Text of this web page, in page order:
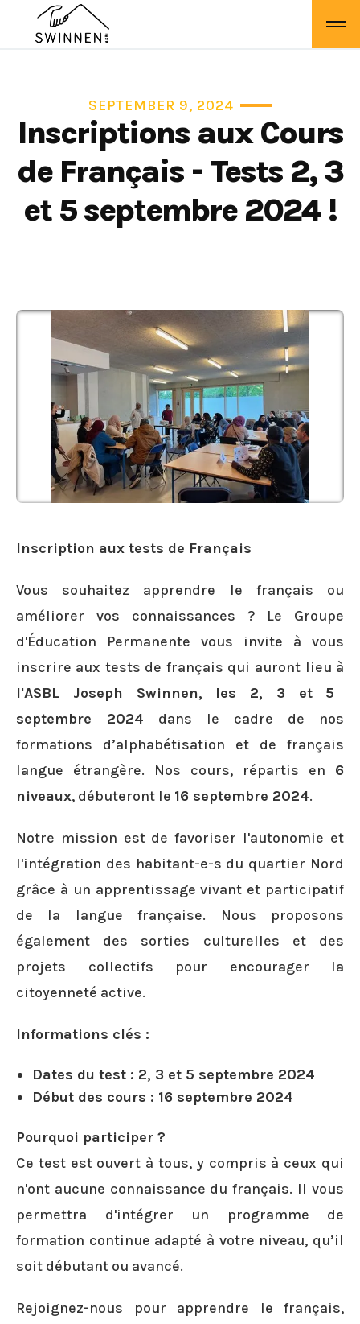
SEPTEMBER 9, 2024
Inscriptions aux Cours
de Français - Tests 2, 3
et 5 septembre 2024 !
Inscription aux tests de Français
Vous souhaitez apprendre le français ou
améliorer vos connaissances ? Le Groupe
d'Éducation Permanente vous invite à vous
inscrire aux tests de français qui auront lieu à
l'ASBL Joseph Swinnen, les 2, 3 et 5
septembre 2024 dans le cadre de nos
formations d’alphabétisation et de français
langue étrangère. Nos cours, répartis en 6
niveaux, débuteront le 16 septembre 2024.
Notre mission est de favoriser l'autonomie et
l'intégration des habitant-e-s du quartier Nord
grâce à un apprentissage vivant et participatif
de la langue française. Nous proposons
également des sorties culturelles et des
projets collectifs pour encourager la
citoyenneté active.
Informations clés :
Dates du test : 2, 3 et 5 septembre 2024
Début des cours : 16 septembre 2024
Pourquoi participer ?
Ce test est ouvert à tous, y compris à ceux qui
n'ont aucune connaissance du français. Il vous
permettra d'intégrer un programme de
formation continue adapté à votre niveau, qu’il
soit débutant ou avancé.
Rejoignez-nous pour apprendre le français,